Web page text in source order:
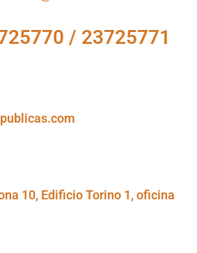
/ 23725771
10, Edificio Torino 1, oficina